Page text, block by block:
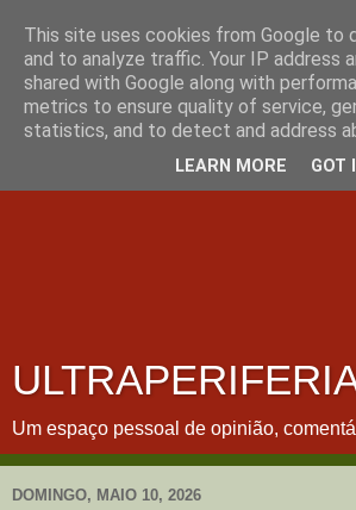
Um espaço pessoal de opinião,
DOMINGO, MAIO 10, 2026
This site uses cookies from Google to
and to analyze traffic. Your IP address
shared with Google along with
metrics to ensure quality of service,
statistics, and to detect and address
LEARN MORE GOT